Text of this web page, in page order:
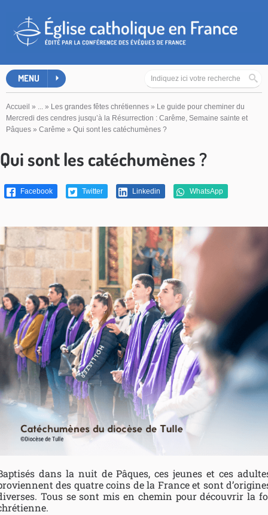
MENU
Accueil » ... » Les grandes fêtes chrétiennes » Le guide pour cheminer du
Mercredi des cendres jusqu’à la Résurrection : Carême, Semaine sainte et
Pâques » Carême » Qui sont les catéchumènes ?
Qui sont les catéchumènes ?
Facebook Twitter Linkedin WhatsApp
dans la nuit de Pâques, ces jeunes et ces
des quatre coins de la France et sont
Tous se sont mis en chemin pour découvrir la